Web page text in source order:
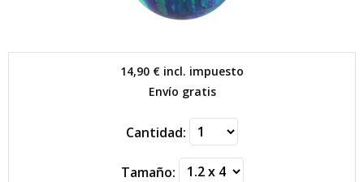
14,90 € incl. impuesto
Envío gratis
Cantidad:
Tamaño: